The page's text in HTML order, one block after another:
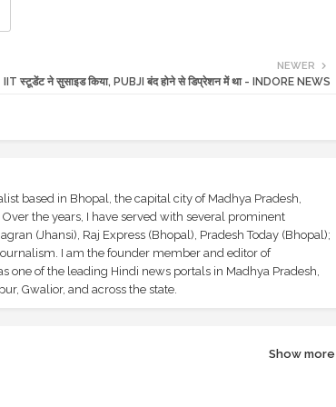
NEWER
IIT स्टूडेंट ने सुसाइड किया, PUBJI बंद होने से डिप्रेशन में था - INDORE NEWS
based in Bhopal, the capital city of Madhya Pradesh,
the years, I have served with several prominent
(Jhansi), Raj Express (Bhopal), Pradesh Today (Bhopal);
I am the founder member and editor of
one of the leading Hindi news portals in Madhya Pradesh,
Gwalior, and across the state.
Show more